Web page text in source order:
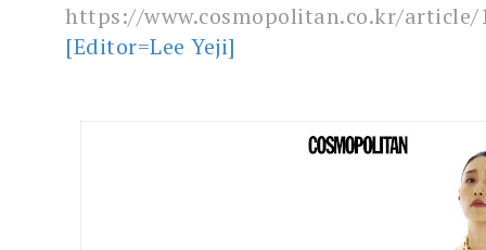
https://www.cosmopolitan.co.kr/article/
[Editor=Lee Yeji]